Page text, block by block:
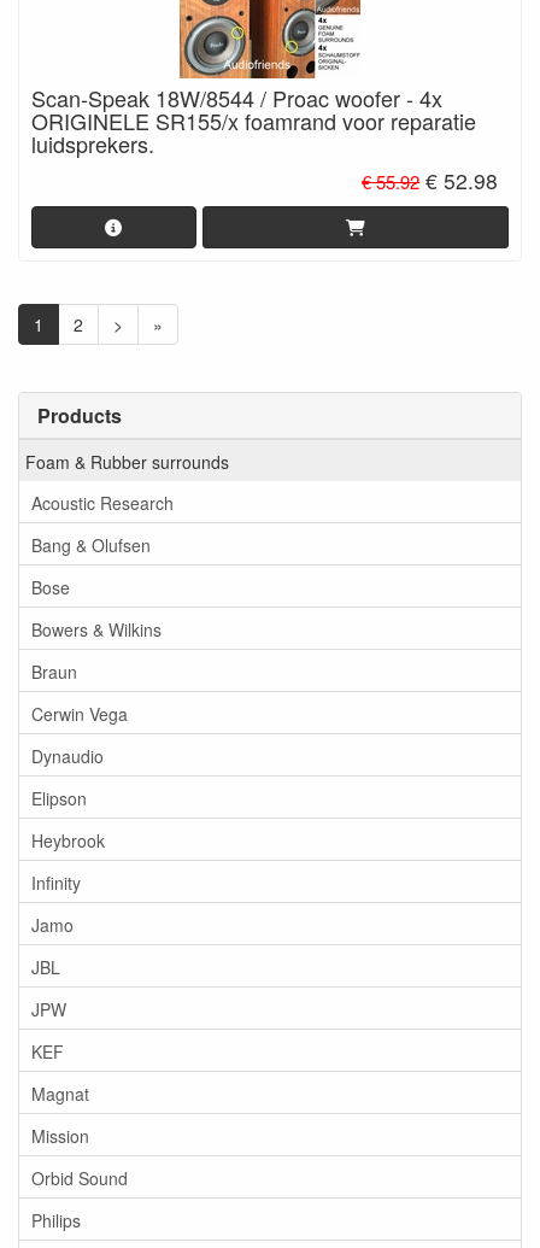
Products
Foam & Rubber surrounds
Acoustic Research
Bang & Olufsen
Bose
Bowers & Wilkins
Braun
Cerwin Vega
Dynaudio
Elipson
Heybrook
Infinity
Jamo
JBL
JPW
KEF
Magnat
Mission
Orbid Sound
Philips
Scan-Speak 18W/8544 / Proac woofer - 4x
ORIGINELE SR155/x foamrand voor reparatie
luidsprekers.
€ 55.92 € 52.98
1 2 > »